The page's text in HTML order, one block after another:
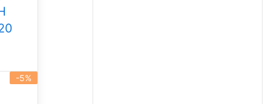
-5%